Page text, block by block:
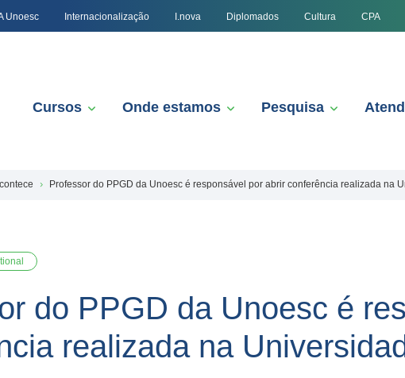
Unoesc Internacionalização I.nova Diplomados Cultura CPA
Cursos Onde estamos Pesquisa
Professor do PPGD da Unoesc é responsável por abrir conferência realizada na
do PPGD da Unoesc é
realizada na